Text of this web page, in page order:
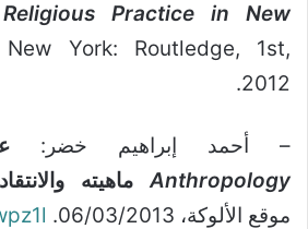
Practice in New
New York: Routledge, 1st,
2012.
– أحمد إبراهيم خضر:
Anthropologyماهيته
موقع الألوكة، 06/03/2013.